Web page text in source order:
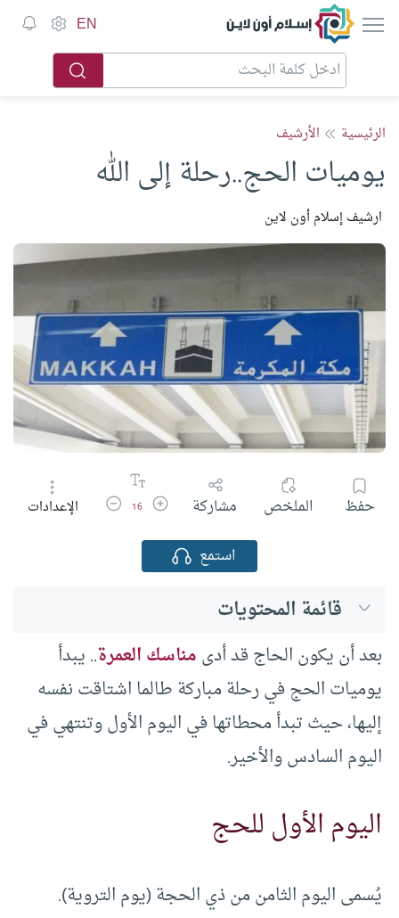
إسلام أون لاين EN
الرئيسية الأرشيف
يوميات الحج..رحلة إلى الله
ارشيف إسلام أون لاين
حفظ الملخص مشاركة زيادة حجم الخط
16 تقليل حجم الخط
الإعدادات
استمع
قائمة المحتويات
بعد أن يكون الحاج قد أدىمناسك العمرة.. يبدأ
يوميات الحج في رحلة مباركة طالما اشتاقت نفسه
إليها، حيث تبدأ محطاتها في اليوم الأول وتنتهي في
اليوم السادس والأخير.
اليوم الأول للحج
يُسمى اليوم الثامن من ذي الحجة (يوم التروية).